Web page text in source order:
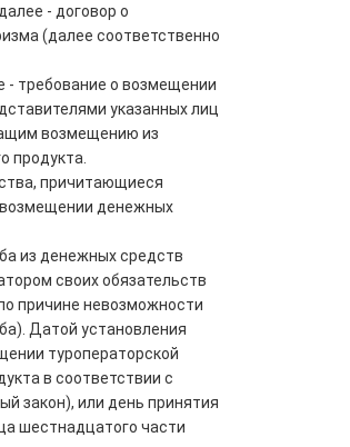
- договор о
(далее соответственно
требование о возмещении
указанных лиц
возмещению из
продукта.
причитающиеся
возмещении денежных
из денежных средств
своих обязательств
причине невозможности
Датой установления
туроператорской
в соответствии с
закон), или день принятия
шестнадцатого части